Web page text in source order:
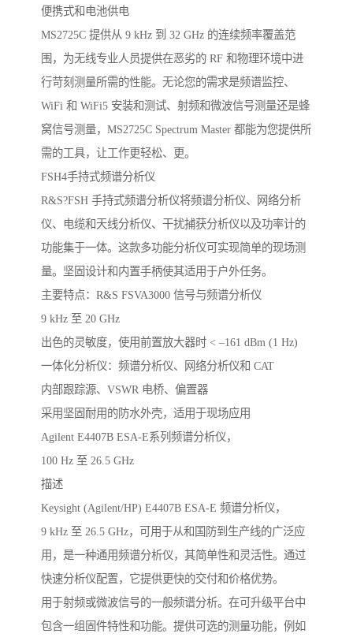
便携式和电池供电
MS2725C 提供从 9 kHz 到 32 GHz 的连续频率覆盖范
围，为无线专业人员提供在恶劣的 RF 和物理环境中进
行苛刻测量所需的性能。无论您的需求是频谱监控、
WiFi 和 WiFi5 安装和测试、射频和微波信号测量还是蜂
窝信号测量，MS2725C Spectrum Master 都能为您提供所
需的工具，让工作更轻松、更。
FSH4手持式频谱分析仪
R&S?FSH 手持式频谱分析仪将频谱分析仪、网络分析
仪、电缆和天线分析仪、干扰捕获分析仪以及功率计的
功能集于一体。这款多功能分析仪可实现简单的现场测
量。坚固设计和内置手柄使其适用于户外任务。
主要特点：R&S FSVA3000 信号与频谱分析仪
9 kHz 至 20 GHz
出色的灵敏度，使用前置放大器时 < –161 dBm (1 Hz)
一体化分析仪：频谱分析仪、网络分析仪和 CAT
内部跟踪源、VSWR 电桥、偏置器
采用坚固耐用的防水外壳，适用于现场应用
Agilent E4407B ESA-E系列频谱分析仪，
100 Hz 至 26.5 GHz
描述
Keysight (Agilent/HP) E4407B ESA-E 频谱分析仪，
9 kHz 至 26.5 GHz，可用于从和国防到生产线的广泛应
用，是一种通用频谱分析仪，其简单性和灵活性。通过
快速分析仪配置，它提供更快的交付和价格优势。
用于射频或微波信号的一般频谱分析。在可升级平台中
包含一组固件特性和功能。提供可选的测量功能，例如